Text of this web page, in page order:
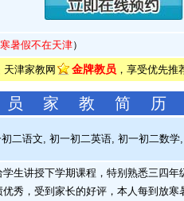
寒暑假不在天津）
天津家教网 金牌教员 ，享受优先推
员 家 教 简 历
二语文, 初一初二英语, 初一初二数学
生讲授下学期课程，特别熟悉三四
秀，受到家长的好评，本人每到放